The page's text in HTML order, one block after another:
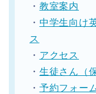
・ 教室案内
・ 中学生向け
ス
・ アクセス
・ 生徒さん（
・ 予約フォー